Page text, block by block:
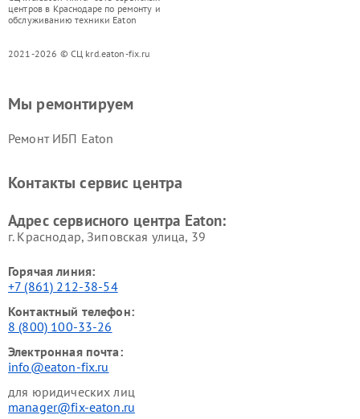
центров в Краснодаре по ремонту и
обслуживанию техники Eaton
2021-2026 © СЦ krd.eaton-fix.ru
Мы ремонтируем
Ремонт ИБП Eaton
Контакты сервис центра
Адрес сервисного центра Eaton:
г. Краснодар, Зиповская улица, 39
Горячая линия:
+7 (861) 212-38-54
Контактный телефон:
8 (800) 100-33-26
Электронная почта:
info@eaton-fix.ru
для юридических лиц
manager@fix-eaton.ru